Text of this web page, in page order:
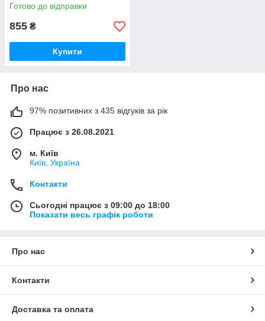
Готово до відправки
855 ₴
Купити
Про нас
97% позитивних з 435 відгуків за рік
Працює з 26.08.2021
м. Київ
Київ, Україна
Контакти
Сьогодні працює з 09:00 до 18:00
Показати весь графік роботи
Про нас
Контакти
Доставка та оплата